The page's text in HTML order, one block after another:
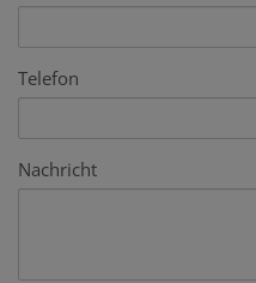
Telefon
Nachricht